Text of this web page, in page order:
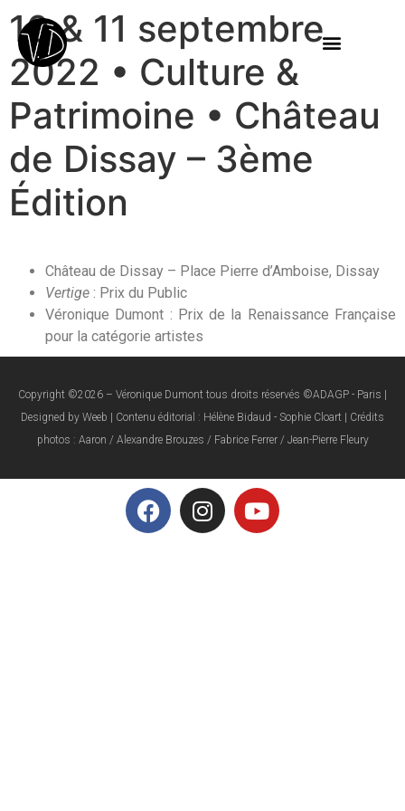
10 & 11 septembre
2022 • Culture &
Patrimoine • Château
de Dissay – 3ème
Édition
Château de Dissay – Place Pierre d’Amboise, Dissay
Vertige : Prix du Public
Véronique Dumont : Prix de la Renaissance Française
pour la catégorie artistes
Copyright ©2026 – Véronique Dumont tous droits réservés ©ADAGP - Paris |
Designed by Weeb | Contenu éditorial : Hélène Bidaud - Sophie Cloart | Crédits
photos : Aaron / Alexandre Brouzes / Fabrice Ferrer / Jean-Pierre Fleury